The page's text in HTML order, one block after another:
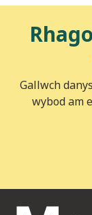
Gallwch
wybod am